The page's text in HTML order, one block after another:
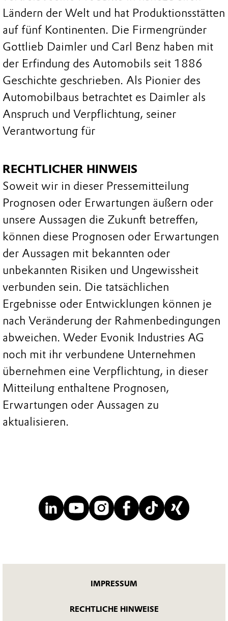
Ländern der Welt und hat Produktionsstätten
auf fünf Kontinenten. Die Firmengründer
Gottlieb Daimler und Carl Benz haben mit
der Erfindung des Automobils seit 1886
Geschichte geschrieben. Als Pionier des
Automobilbaus betrachtet es Daimler als
Anspruch und Verpflichtung, seiner
Verantwortung für
RECHTLICHER HINWEIS
Soweit wir in dieser Pressemitteilung
Prognosen oder Erwartungen äußern oder
unsere Aussagen die Zukunft betreffen,
können diese Prognosen oder Erwartungen
der Aussagen mit bekannten oder
unbekannten Risiken und Ungewissheit
verbunden sein. Die tatsächlichen
Ergebnisse oder Entwicklungen können je
nach Veränderung der Rahmenbedingungen
abweichen. Weder Evonik Industries AG
noch mit ihr verbundene Unternehmen
übernehmen eine Verpflichtung, in dieser
Mitteilung enthaltene Prognosen,
Erwartungen oder Aussagen zu
aktualisieren.
IMPRESSUM
RECHTLICHE HINWEISE